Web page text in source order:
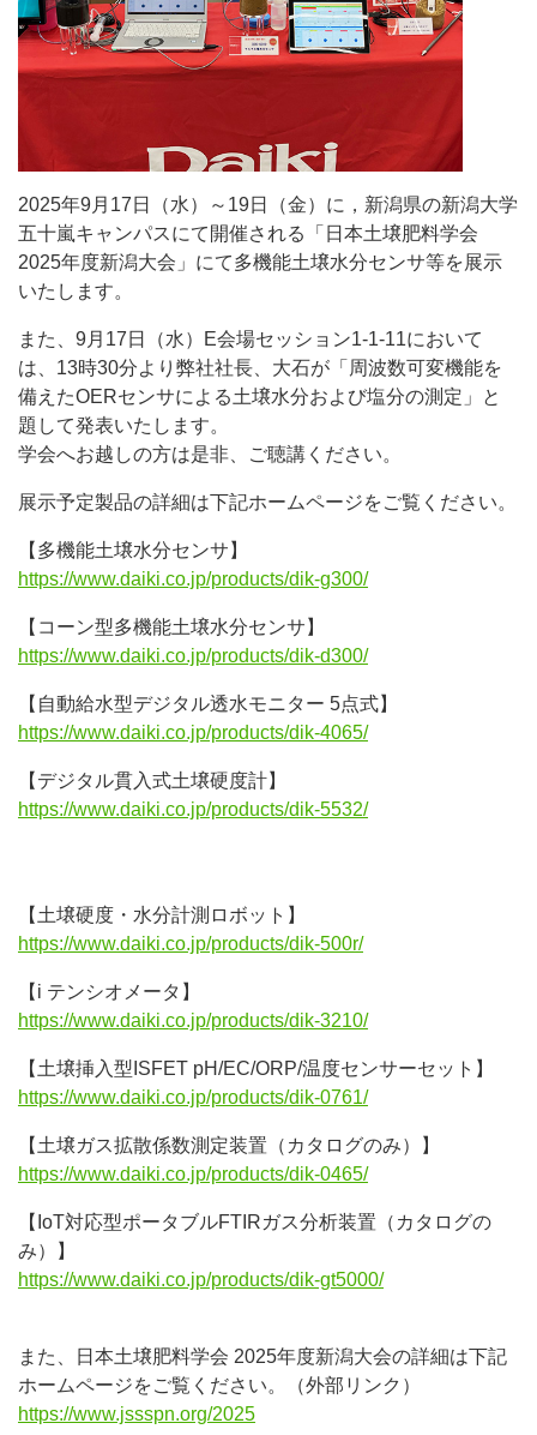
2025年9月17日（水）～19日（金）に，新潟県の新潟大学
五十嵐キャンパスにて開催される「日本土壌肥料学会
2025年度新潟大会」にて多機能土壌水分センサ等を展示
いたします。
また、9月17日（水）E会場セッション1-1-11において
は、13時30分より弊社社長、大石が「周波数可変機能を
備えたOERセンサによる土壌水分および塩分の測定」と
題して発表いたします。
学会へお越しの方は是非、ご聴講ください。
展示予定製品の詳細は下記ホームページをご覧ください。
【多機能土壌水分センサ】
https://www.daiki.co.jp/products/dik-g300/
【コーン型多機能土壌水分センサ】
https://www.daiki.co.jp/products/dik-d300/
【自動給水型デジタル透水モニター 5点式】
https://www.daiki.co.jp/products/dik-4065/
【デジタル貫入式土壌硬度計】
https://www.daiki.co.jp/products/dik-5532/
【土壌硬度・水分計測ロボット】
https://www.daiki.co.jp/products/dik-500r/
【i テンシオメータ】
https://www.daiki.co.jp/products/dik-3210/
【土壌挿入型ISFET pH/EC/ORP/温度センサーセット】
https://www.daiki.co.jp/products/dik-0761/
【土壌ガス拡散係数測定装置（カタログのみ）】
https://www.daiki.co.jp/products/dik-0465/
【IoT対応型ポータブルFTIRガス分析装置（カタログの
み）】
https://www.daiki.co.jp/products/dik-gt5000/
また、日本土壌肥料学会 2025年度新潟大会の詳細は下記
ホームページをご覧ください。（外部リンク）
https://www.jssspn.org/2025